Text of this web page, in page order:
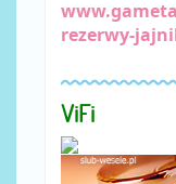
rezerwy-
ViFi